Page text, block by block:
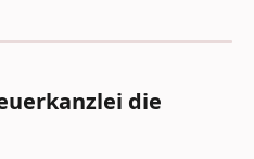
die